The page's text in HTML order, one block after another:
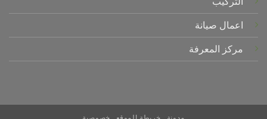
اعمال صيانة
مركز المعرفة